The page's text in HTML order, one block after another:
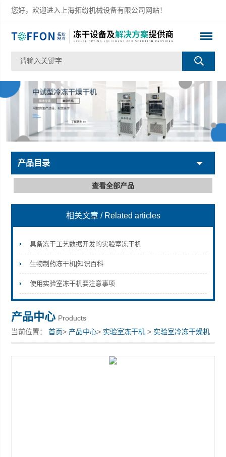
您好，欢迎进入上海拓纷机械设备有限公司网站！
上海拓纷机械设备有限公司
产品目录
查看全部产品
相关文章 / Related articles
具备冻干工艺数据开发的实验室冻干机
生物制药冻干机|知识百科
使用实验室冻干机要注意事项
产品中心 Products
当前位置：首页> 产品中心> 实验室冻干机 > 实验室冷冻干燥机
> 实验室冷冻干燥机 中药材冻干机